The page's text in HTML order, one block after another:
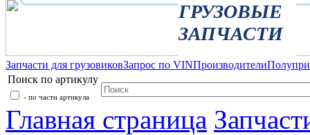
ГРУЗОВЫЕ
ЗАПЧАСТИ
Запчасти для грузовиковЗапрос по VINПроизводители
Поиск по артикулу
- по части артикула
Главная страница